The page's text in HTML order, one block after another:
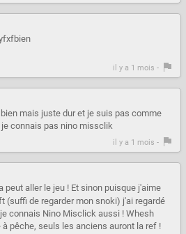
il y a 1 mois -
mais juste dur et je suis pas comme
connais pas nino missclik
il y a 1 mois -
peut aller le jeu ! Et sinon puisque j'aime
(suffi de regarder mon snoki) j'ai regardé
connais Nino Misclick aussi ! Whesh
pêche, seuls les anciens auront la ref !